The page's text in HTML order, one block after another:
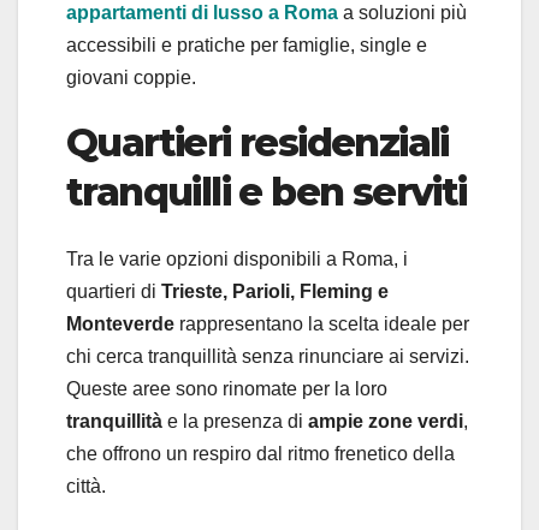
appartamenti di lusso a Roma a soluzioni più
accessibili e pratiche per famiglie, single e
giovani coppie.
Quartieri residenziali
tranquilli e ben serviti
Tra le varie opzioni disponibili a Roma, i
quartieri di Trieste, Parioli, Fleming e
Monteverde rappresentano la scelta ideale per
chi cerca tranquillità senza rinunciare ai servizi.
Queste aree sono rinomate per la loro
tranquillità e la presenza di ampie zone verdi,
che offrono un respiro dal ritmo frenetico della
città.